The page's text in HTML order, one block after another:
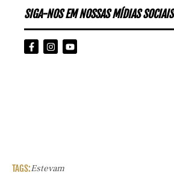
SIGA-NOS EM NOSSAS MÍDIAS SOCIAIS
TAGS:Estevam